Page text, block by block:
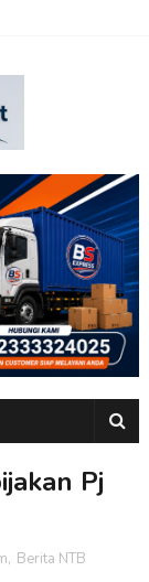
Pj
, Berita NTB